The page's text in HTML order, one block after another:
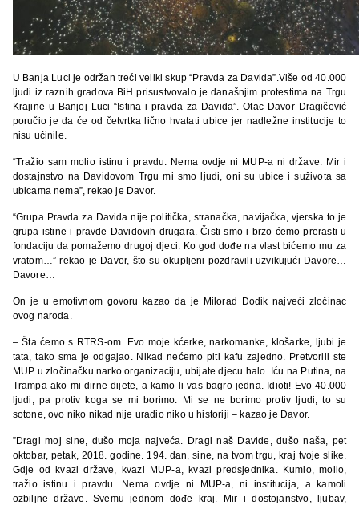
U Banja Luci je održan treći veliki skup “Pravda za Davida”.Više od 40.000
ljudi iz raznih gradova BiH prisustvovalo je današnjim protestima na Trgu
Krajine u Banjoj Luci “Istina i pravda za Davida”. Otac Davor Dragičević
poručio je da će od četvrtka lično hvatati ubice jer nadležne institucije to
nisu učinile.
“Tražio sam molio istinu i pravdu. Nema ovdje ni MUP-a ni države. Mir i
dostajnstvo na Davidovom Trgu mi smo ljudi, oni su ubice i suživota sa
ubicama nema”, rekao je Davor.
“Grupa Pravda za Davida nije politička, stranačka, navijačka, vjerska to je
grupa istine i pravde Davidovih drugara. Čisti smo i brzo ćemo prerasti u
fondaciju da pomažemo drugoj djeci. Ko god dođe na vlast bićemo mu za
vratom…” rekao je Davor, što su okupljeni pozdravili uzvikujući Davore…
Davore…
On je u emotivnom govoru kazao da je Milorad Dodik najveći zločinac
ovog naroda.
– Šta ćemo s RTRS-om. Evo moje kćerke, narkomanke, klošarke, ljubi je
tata, tako sma je odgajao. Nikad nećemo piti kafu zajedno. Pretvorili ste
MUP u zločinačku narko organizaciju, ubijate djecu halo. Iću na Putina, na
Trampa ako mi dirne dijete, a kamo li vas bagro jedna. Idioti! Evo 40.000
ljudi, pa protiv koga se mi borimo. Mi se ne borimo protiv ljudi, to su
sotone, ovo niko nikad nije uradio niko u historiji – kazao je Davor.
”Dragi moj sine, dušo moja najveća. Dragi naš Davide, dušo naša, pet
oktobar, petak, 2018. godine. 194. dan, sine, na tvom trgu, kraj tvoje slike.
Gdje od kvazi države, kvazi MUP-a, kvazi predsjednika. Kumio, molio,
tražio istinu i pravdu. Nema ovdje ni MUP-a, ni institucija, a kamoli
ozbiljne države. Svemu jednom dođe kraj. Mir i dostojanstvo, ljubav,